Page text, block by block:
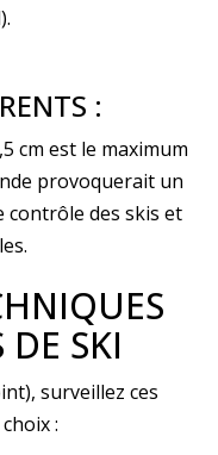
:
cm est le maximum
provoquerait un
contrôle des skis et
DE SKI
surveillez ces
: